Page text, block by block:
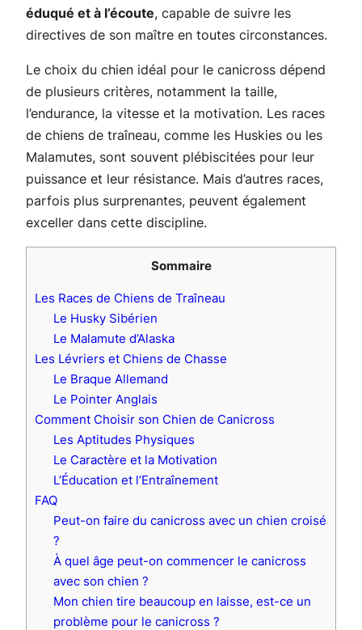
éduqué et à l’écoute, capable de suivre les
directives de son maître en toutes circonstances.
Le choix du chien idéal pour le canicross dépend
de plusieurs critères, notamment la taille,
l’endurance, la vitesse et la motivation. Les races
de chiens de traîneau, comme les Huskies ou les
Malamutes, sont souvent plébiscitées pour leur
puissance et leur résistance. Mais d’autres races,
parfois plus surprenantes, peuvent également
exceller dans cette discipline.
Sommaire
Les Races de Chiens de Traîneau
Le Husky Sibérien
Le Malamute d’Alaska
Les Lévriers et Chiens de Chasse
Le Braque Allemand
Le Pointer Anglais
Comment Choisir son Chien de Canicross
Les Aptitudes Physiques
Le Caractère et la Motivation
L’Éducation et l’Entraînement
FAQ
Peut-on faire du canicross avec un chien croisé
?
À quel âge peut-on commencer le canicross
avec son chien ?
Mon chien tire beaucoup en laisse, est-ce un
problème pour le canicross ?